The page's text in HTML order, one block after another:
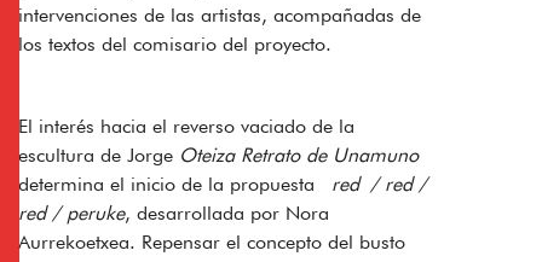
intervenciones de las artistas, acompañadas de
los textos del comisario del proyecto.
El interés hacia el reverso vaciado de la
escultura de Jorge Oteiza Retrato de Unamuno
determina el inicio de la propuesta red / red /
red / peruke, desarrollada por Nora
Aurrekoetxea. Repensar el concepto del busto